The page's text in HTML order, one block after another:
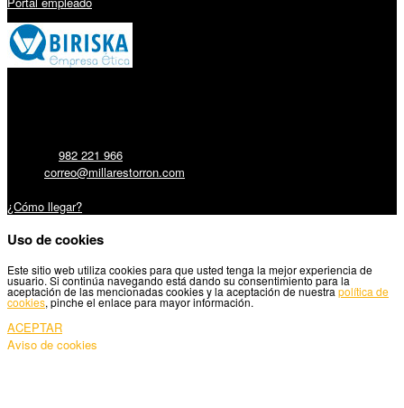
982 221 966
correo@millarestorron.com
¿Cómo llegar?
Uso de cookies
Este sitio web utiliza cookies para que usted tenga la mejor experiencia de
usuario. Si continúa navegando está dando su consentimiento para la
aceptación de las mencionadas cookies y la aceptación de nuestra política de
cookies, pinche el enlace para mayor información.
ACEPTAR
Aviso de cookies